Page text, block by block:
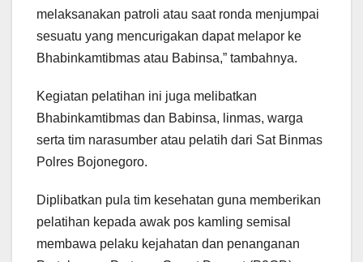
melaksanakan patroli atau saat ronda menjumpai
sesuatu yang mencurigakan dapat melapor ke
Bhabinkamtibmas atau Babinsa,” tambahnya.
Kegiatan pelatihan ini juga melibatkan
Bhabinkamtibmas dan Babinsa, linmas, warga
serta tim narasumber atau pelatih dari Sat Binmas
Polres Bojonegoro.
Diplibatkan pula tim kesehatan guna memberikan
pelatihan kepada awak pos kamling semisal
membawa pelaku kejahatan dan penanganan